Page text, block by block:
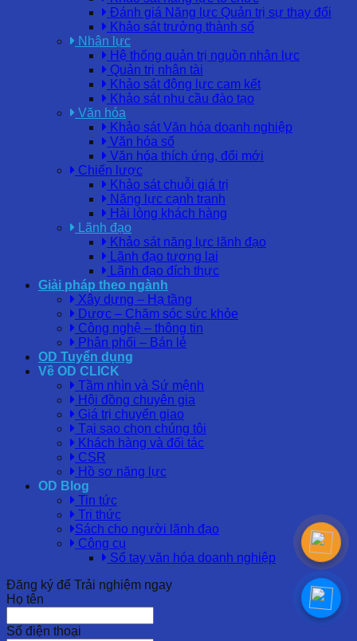
Đánh giá Năng lực Quản trị sự thay đổi
Khảo sát trưởng thành số
Nhân lực
Hệ thống quản trị nguồn nhân lực
Quản trị nhân tài
Khảo sát động lực cam kết
Khảo sát nhu cầu đào tạo
Văn hóa
Khảo sát Văn hóa doanh nghiệp
Văn hóa số
Văn hóa thích ứng, đổi mới
Chiến lược
Khảo sát chuỗi giá trị
Năng lực cạnh tranh
Hài lòng khách hàng
Lãnh đạo
Khảo sát năng lực lãnh đạo
Lãnh đạo tương lai
Lãnh đạo đích thực
Giải pháp theo ngành
Xây dựng – Hạ tầng
Dược – Chăm sóc sức khỏe
Công nghệ – thông tin
Phân phối – Bán lẻ
OD Tuyển dụng
Về OD CLICK
Tầm nhìn và Sứ mệnh
Hội đồng chuyên gia
Giá trị chuyển giao
Tại sao chọn chúng tôi
Khách hàng và đối tác
CSR
Hồ sơ năng lực
OD Blog
Tin tức
Tri thức
Sách cho người lãnh đạo
Công cụ
Sổ tay văn hóa doanh nghiệp
Đăng ký để Trải nghiệm ngay
Họ tên
Số điện thoại